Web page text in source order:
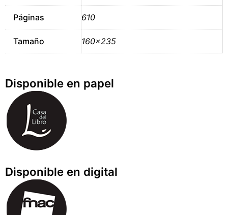
Páginas 610
Tamaño 160×235
Disponible en papel
Disponible en digital